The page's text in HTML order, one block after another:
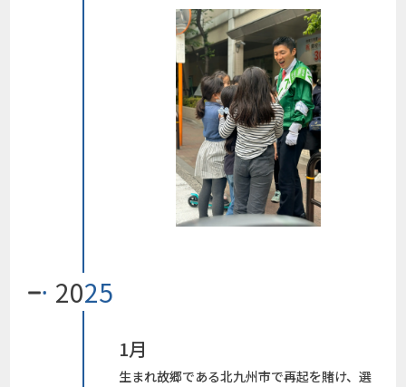
2025
1月
生まれ故郷である北九州市で再起を賭け、選